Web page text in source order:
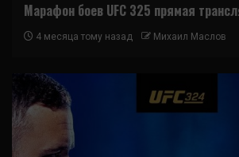
Марафон боев UFC 325 прямая
4 месяца тому назад Михаил Маслов